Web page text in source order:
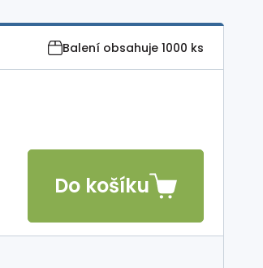
Balení obsahuje 1000 ks
Do košíku